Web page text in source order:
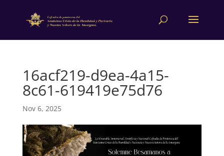
16acf219-d9ea-4a15-
8c61-619419e75d76
Nov 6, 2025